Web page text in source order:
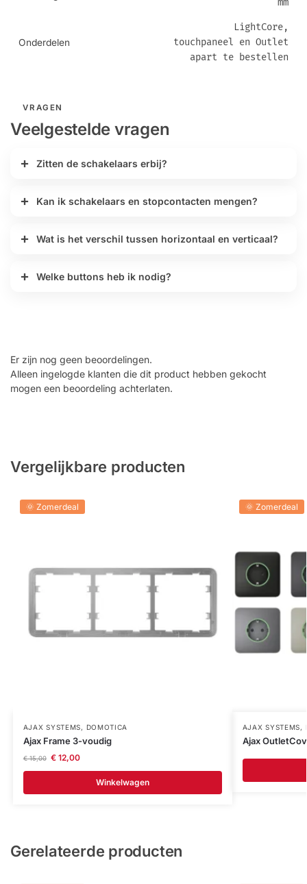
Onderdelen
LightCore,
touchpaneel en Outlet
apart te bestellen
VRAGEN
Veelgestelde vragen
Zitten de schakelaars erbij?
Kan ik schakelaars en stopcontacten mengen?
Wat is het verschil tussen horizontaal en verticaal?
Welke buttons heb ik nodig?
Er zijn nog geen beoordelingen.
Alleen ingelogde klanten die dit product hebben gekocht
mogen een beoordeling achterlaten.
Vergelijkbare producten
🌞 Zomerdeal
AJAX SYSTEMS, DOMOTICA
Ajax Frame 3-voudig
€15,00 €12,00
Winkelwagen
🌞 Zomerdeal
AJAX SYSTEMS,
Ajax
Gerelateerde producten